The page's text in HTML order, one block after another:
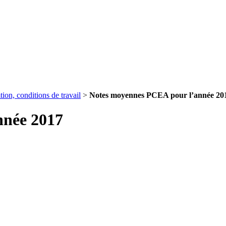
conditions de travail > Notes moyennes PCEA pour l’année
2017